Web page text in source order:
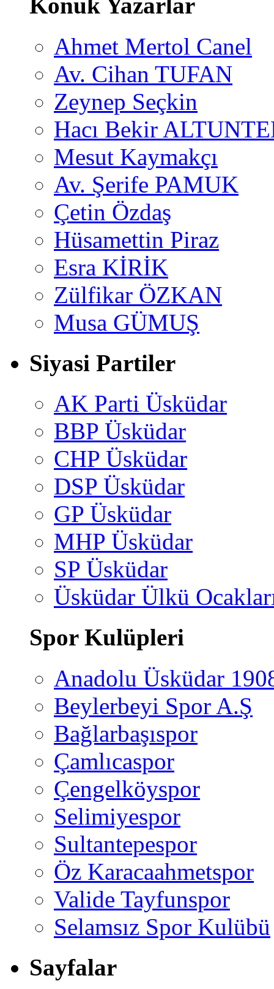
Konuk Yazarlar
Ahmet Mertol Canel
Av. Cihan TUFAN
Zeynep Seçkin
Hacı Bekir
Mesut Kaymakçı
Av. Şerife PAMUK
Çetin Özdaş
Hüsamettin Piraz
Esra KİRİK
Zülfikar ÖZKAN
Musa GÜMUŞ
Siyasi Partiler
AK Parti Üsküdar
BBP Üsküdar
CHP Üsküdar
DSP Üsküdar
GP Üsküdar
MHP Üsküdar
SP Üsküdar
Üsküdar Ülkü
Spor Kulüpleri
Anadolu Üsküdar
Beylerbeyi Spor A.Ş
Bağlarbaşıspor
Çamlıcaspor
Çengelköyspor
Selimiyespor
Sultantepespor
Öz Karacaahmetspor
Valide Tayfunspor
Selamsız Spor Kulübü
Sayfalar